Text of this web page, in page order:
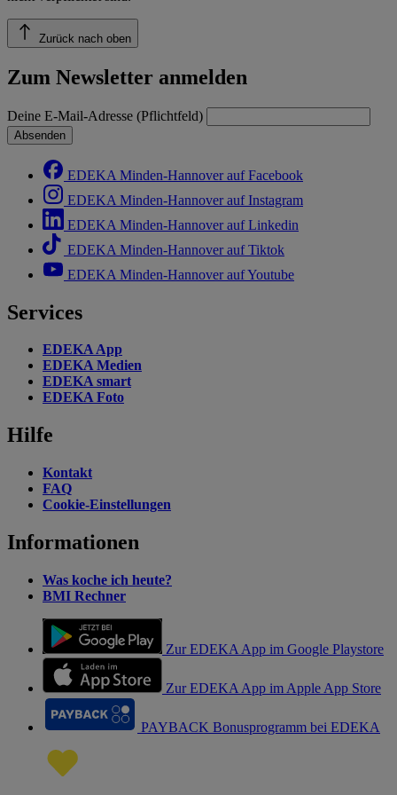
Zurück nach oben
Zum Newsletter anmelden
Deine E-Mail-Adresse (Pflichtfeld)
Absenden
EDEKA Minden-Hannover auf Facebook
EDEKA Minden-Hannover auf Instagram
EDEKA Minden-Hannover auf Linkedin
EDEKA Minden-Hannover auf Tiktok
EDEKA Minden-Hannover auf Youtube
Services
EDEKA App
EDEKA Medien
EDEKA smart
EDEKA Foto
Hilfe
Kontakt
FAQ
Cookie-Einstellungen
Informationen
Was koche ich heute?
BMI Rechner
Zur EDEKA App im Google Playstore
Zur EDEKA App im Apple App Store
PAYBACK Bonusprogramm bei EDEKA